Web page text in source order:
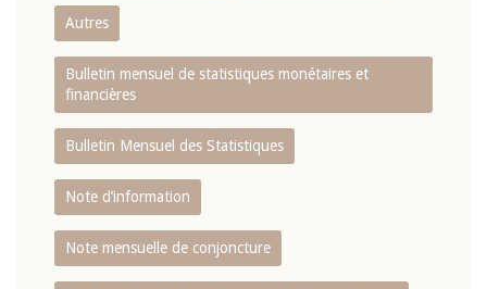
Autres
Bulletin mensuel de statistiques monétaires et
financières
Bulletin Mensuel des Statistiques
Note d’information
Note mensuelle de conjoncture